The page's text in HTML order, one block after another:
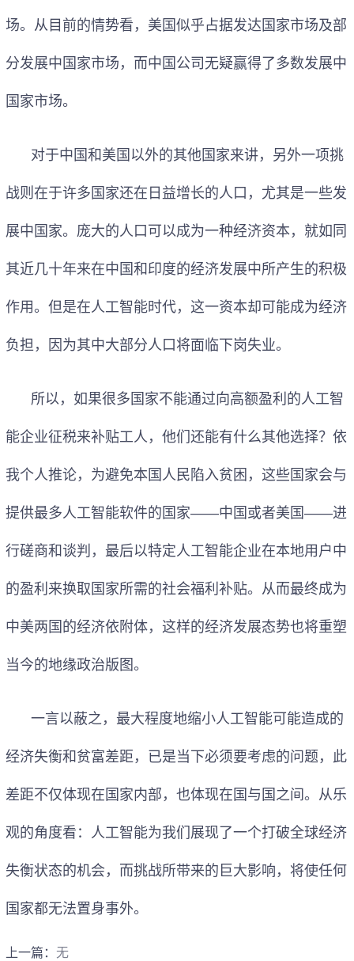
场。从目前的情势看，美国似乎占据发达国家市场及部
分发展中国家市场，而中国公司无疑赢得了多数发展中
国家市场。
对于中国和美国以外的其他国家来讲，另外一项挑
战则在于许多国家还在日益增长的人口，尤其是一些发
展中国家。庞大的人口可以成为一种经济资本，就如同
其近几十年来在中国和印度的经济发展中所产生的积极
作用。但是在人工智能时代，这一资本却可能成为经济
负担，因为其中大部分人口将面临下岗失业。
所以，如果很多国家不能通过向高额盈利的人工智
能企业征税来补贴工人，他们还能有什么其他选择？依
我个人推论，为避免本国人民陷入贫困，这些国家会与
提供最多人工智能软件的国家——中国或者美国——进
行磋商和谈判，最后以特定人工智能企业在本地用户中
的盈利来换取国家所需的社会福利补贴。从而最终成为
中美两国的经济依附体，这样的经济发展态势也将重塑
当今的地缘政治版图。
一言以蔽之，最大程度地缩小人工智能可能造成的
经济失衡和贫富差距，已是当下必须要考虑的问题，此
差距不仅体现在国家内部，也体现在国与国之间。从乐
观的角度看：人工智能为我们展现了一个打破全球经济
失衡状态的机会，而挑战所带来的巨大影响，将使任何
国家都无法置身事外。
上一篇： 无